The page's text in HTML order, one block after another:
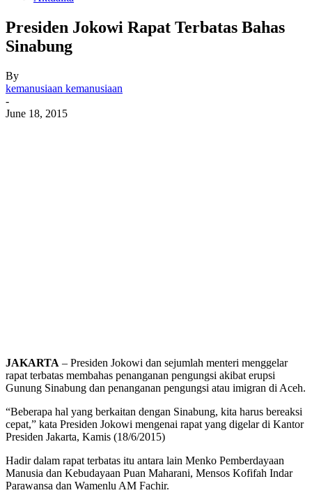
Presiden Jokowi Rapat Terbatas Bahas
Sinabung
By
kemanusiaan kemanusiaan
-
June 18, 2015
JAKARTA – Presiden Jokowi dan sejumlah menteri menggelar
rapat terbatas membahas penanganan pengungsi akibat erupsi
Gunung Sinabung dan penanganan pengungsi atau imigran di Aceh.
“Beberapa hal yang berkaitan dengan Sinabung, kita harus bereaksi
cepat,” kata Presiden Jokowi mengenai rapat yang digelar di Kantor
Presiden Jakarta, Kamis (18/6/2015)
Hadir dalam rapat terbatas itu antara lain Menko Pemberdayaan
Manusia dan Kebudayaan Puan Maharani, Mensos Kofifah Indar
Parawansa dan Wamenlu AM Fachir.